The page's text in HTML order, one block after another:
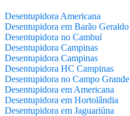
Desentupidora Americana
Desentupidora em Barão Geraldo
Desentupidora no Cambuí
Desentupidora Campinas
Desentupidora Campinas
Desentupidora HC Campinas
Desentupidora no Campo Grande
Desentupidora em Americana
Desentupidora em Hortolândia
Desentupidora em Jaguariúna